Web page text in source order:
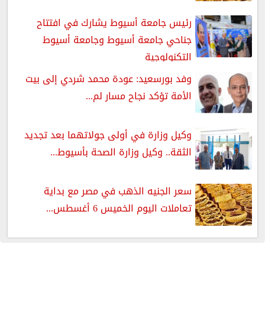
رئيس جامعة أسيوط يشارك في افتتاح
جناحي جامعة أسيوط وجامعة أسيوط
التكنولوجية
وفد بورسعيد: عودة محمد شردي إلى بيت
الأمة تؤكد نجاح مسار لم...
وكيل وزارة في أولى جولاتهما بعد تجديد
الثقة.. وكيل وزارة الصحة بأسيوط...
سعر الجنيه الذهب في مصر مع بداية
تعاملات اليوم الخميس 6 أغسطس...